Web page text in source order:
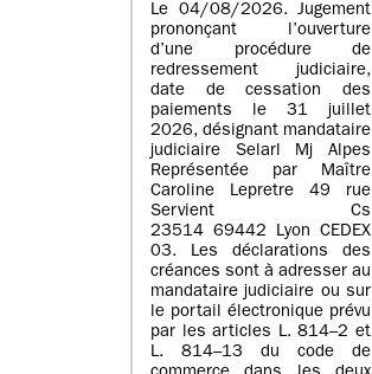
Le 04/08/2026. Jugement
prononçant l’ouverture
d’une procédure de
redressement judiciaire,
date de cessation des
paiements le 31 juillet
2026, désignant mandataire
judiciaire Selarl Mj Alpes
Représentée par Maître
Caroline Lepretre 49 rue
Servient Cs
23514 69442 Lyon CEDEX
03. Les déclarations des
créances sont à adresser au
mandataire judiciaire ou sur
le portail électronique prévu
par les articles L. 814–2 et
L. 814–13 du code de